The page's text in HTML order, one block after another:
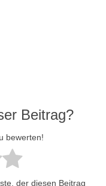
Beitrag?
bewerten!
der diesen Beitrag